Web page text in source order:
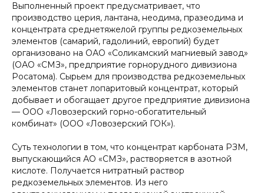
Выполненный проект предусматривает, что
производство церия, лантана, неодима, празеодима и
концентрата среднетяжелой группы редкоземельных
элементов (самарий, гадолиний, европий) будет
организовано на ОАО «Соликамский магниевый завод»
(ОАО «СМЗ», предприятие горнорудного дивизиона
Росатома). Сырьем для производства редкоземельных
элементов станет лопаритовый концентрат, который
добывает и обогащает другое предприятие дивизиона
— ООО «Ловозерский горно-обогатительный
комбинат» (ООО «Ловозерский ГОК»).
Суть технологии в том, что концентрат карбоната РЗМ,
выпускающийся АО «СМЗ», растворяется в азотной
кислоте. Получается нитратный раствор
редкоземельных элементов. Из него